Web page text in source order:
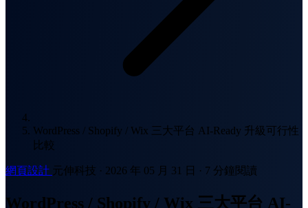
WordPress / Shopify / Wix 三大平台 AI-Ready 升級可行性
比較
網頁設計 元伸科技 · 2026 年 05 月 31 日 · 7 分鐘閱讀
WordPress / Shopify / Wix 三大平台 AI-